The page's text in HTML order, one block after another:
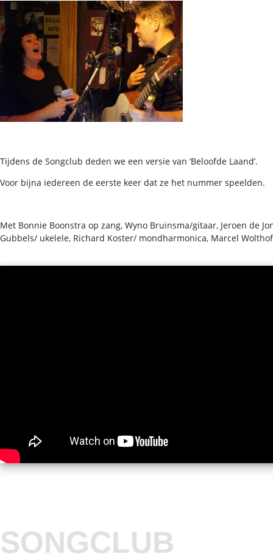
Tijdens de Songclub deden we een versie van ‘Beloofde Laand’.
Voor bijna iedereen de eerste keer dat ze het nummer speelden.
Met Bonnie Boonstra op zang, Wyno Bruinsma/gitaar, Jeroen de
Gubbels/ ukelele, Richard Koster/ mondharmonica, Marcel
SONGCLUB